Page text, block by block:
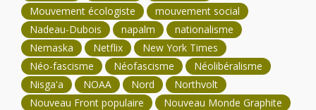
Mouvement écologiste
mouvement social
Nadeau-Dubois
napalm
nationalisme
Nemaska
Netflix
New York Times
Néo-fascisme
Néofascisme
Néolibéralisme
Nisga'a
NOAA Nord
Northvolt
Nouveau Front populaire
Nouveau Monde Graphite